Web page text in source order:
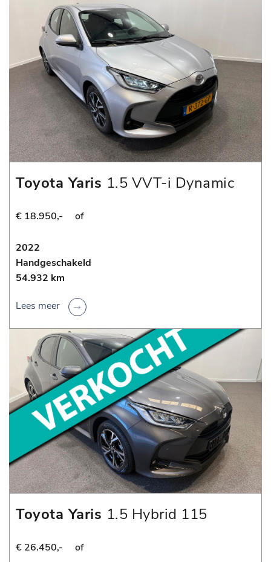
Toyota Yaris 1.5 VVT-i Dynamic
€ 18.950,- of
2022
Handgeschakeld
54.932 km
Lees meer
Toyota Yaris 1.5 Hybrid 115
€ 26.450,- of